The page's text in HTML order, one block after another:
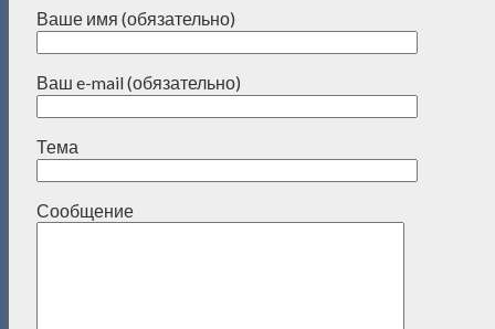
Ваше имя (обязательно)
Ваш e-mail (обязательно)
Тема
Сообщение